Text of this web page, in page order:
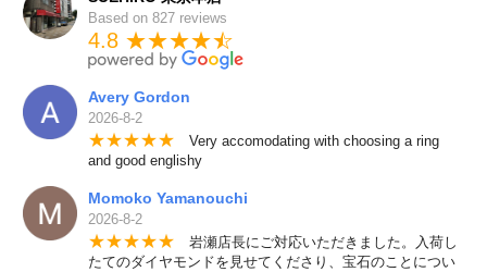
Based on 827 reviews
4.8 ★★★★★
☆
Avery Gordon
2026-8-2
★★★★★ Very accomodating with choosing a ring
and good englishy
Momoko Yamanouchi
2026-8-2
★★★★★ 岩瀬店長にご対応いただきました。入荷し
たてのダイヤモンドを見せてくださり、宝石のことについ